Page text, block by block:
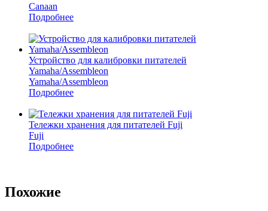
Canaan
Подробнее
Устройство для калибровки питателей
Yamaha/Assembleon
Yamaha/Assembleon
Подробнее
Тележки хранения для питателей Fuji
Fuji
Подробнее
Похожие